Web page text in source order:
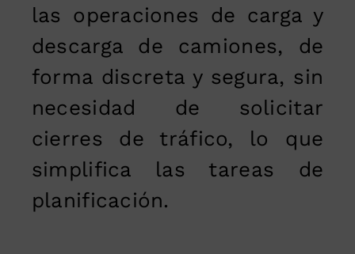
las operaciones de carga y
descarga de camiones, de
forma discreta y segura, sin
necesidad de solicitar
cierres de tráfico, lo que
simplifica las tareas de
planificación.